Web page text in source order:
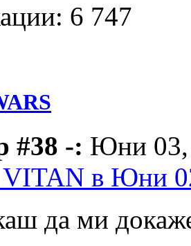
6 747
#38 -: Юни 03,
VITAN в Юни
да ми